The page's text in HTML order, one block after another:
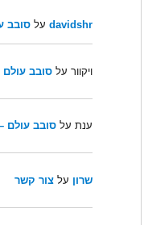
davidshrעל סובב
ויקוורעל סובב
ענתעל סובב עולם
שרון על צור קשר